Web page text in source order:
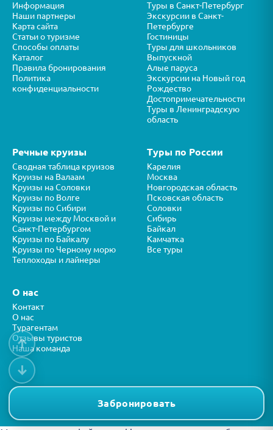
Забронировать
Информация
Наши партнеры
Карта сайта
Статьи о туризме
Способы оплаты
Каталог
Правила бронирования
Политика
конфиденциальности
Туры в Санкт-Петербург
Экскурсии в Санкт-
Петербурге
Гостиницы
Туры для школьников
Выпускной
Алые паруса
Экскурсии на Новый год
Рождество
Достопримечательности
Туры в Ленинградскую
область
Речные круизы
Сводная таблица круизов
Круизы на Валаам
Круизы на Соловки
Круизы по Волге
Круизы по Сибири
Круизы между Москвой и
Санкт-Петербургом
Круизы по Байкалу
Круизы по Черному морю
Теплоходы и лайнеры
Туры по России
Карелия
Москва
Новгородская область
Псковская область
Соловки
Сибирь
Байкал
Камчатка
Все туры
О нас
Контакт
О нас
Турагентам
Отзывы туристов
Наша команда
Представленная на сайте информация носит справочный характер и
не является публичной офертой.
↑
↓